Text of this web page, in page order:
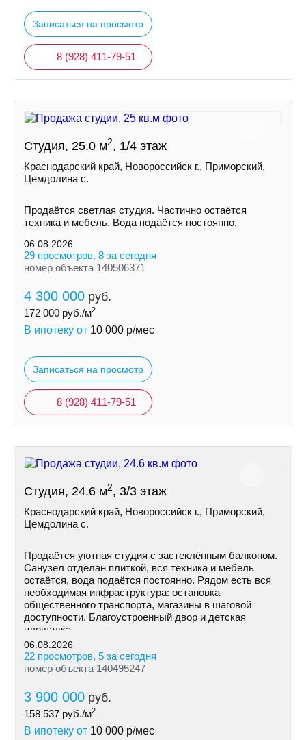
Записаться на просмотр
8 (928) 411-79-51
Студия, 25.0 м2, 1/4 этаж
Краснодарский край, Новороссийск г., Приморский,
Цемдолина с.
Продаётся светлая студия. Частично остаётся
техника и мебель. Вода подаётся постоянно.
06.08.2026
29 просмотров, 8 за сегодня
номер объекта 140506371
4 300 000 руб.
172 000 руб./м2
В ипотеку от 10 000 р/мес
Записаться на просмотр
8 (928) 411-79-51
Студия, 24.6 м2, 3/3 этаж
Краснодарский край, Новороссийск г., Приморский,
Цемдолина с.
Продаётся уютная студия с застеклённым балконом.
Санузел отделан плиткой, вся техника и мебель
остаётся, вода подаётся постоянно. Рядом есть вся
необходимая инфраструктура: остановка
общественного транспорта, магазины в шаговой
доступности. Благоустроенный двор и детская
площадка.
06.08.2026
22 просмотров, 5 за сегодня
номер объекта 140495247
3 900 000 руб.
158 537 руб./м2
В ипотеку от 10 000 р/мес